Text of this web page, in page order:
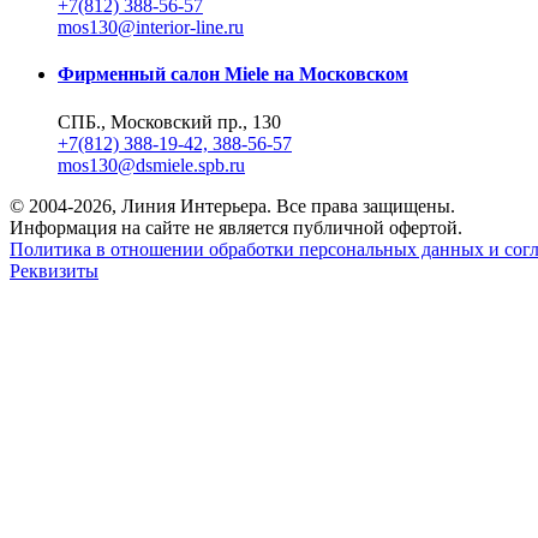
+7(812) 388-56-57
mos130@interior-line.ru
Фирменный салон Miele на Московском
СПБ., Московский пр., 130
+7(812) 388-19-42, 388-56-57
mos130@dsmiele.spb.ru
© 2004-2026, Линия Интерьера. Все права защищены.
Информация на сайте не является публичной офертой.
Политика в отношении обработки персональных данных и
Реквизиты